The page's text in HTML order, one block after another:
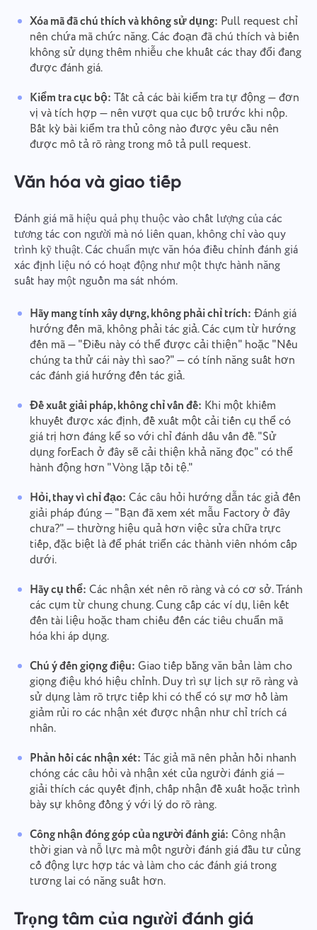
Xóa mã đã chú thích và không sử dụng: Pull request chỉ
nên chứa mã chức năng. Các đoạn đã chú thích và biến
không sử dụng thêm nhiễu che khuất các thay đổi đang
được đánh giá.
Kiểm tra cục bộ: Tất cả các bài kiểm tra tự động — đơn
vị và tích hợp — nên vượt qua cục bộ trước khi nộp.
Bất kỳ bài kiểm tra thủ công nào được yêu cầu nên
được mô tả rõ ràng trong mô tả pull request.
Văn hóa và giao tiếp
Đánh giá mã hiệu quả phụ thuộc vào chất lượng của các
tương tác con người mà nó liên quan, không chỉ vào quy
trình kỹ thuật. Các chuẩn mực văn hóa điều chỉnh đánh giá
xác định liệu nó có hoạt động như một thực hành năng
suất hay một nguồn ma sát nhóm.
Hãy mang tính xây dựng, không phải chỉ trích: Đánh giá
hướng đến mã, không phải tác giả. Các cụm từ hướng
đến mã — "Điều này có thể được cải thiện" hoặc "Nếu
chúng ta thử cái này thì sao?" — có tính năng suất hơn
các đánh giá hướng đến tác giả.
Đề xuất giải pháp, không chỉ vấn đề: Khi một khiếm
khuyết được xác định, đề xuất một cải tiến cụ thể có
giá trị hơn đáng kể so với chỉ đánh dấu vấn đề. "Sử
dụng forEach ở đây sẽ cải thiện khả năng đọc" có thể
hành động hơn "Vòng lặp tồi tệ."
Hỏi, thay vì chỉ đạo: Các câu hỏi hướng dẫn tác giả đến
giải pháp đúng — "Bạn đã xem xét mẫu Factory ở đây
chưa?" — thường hiệu quả hơn việc sửa chữa trực
tiếp, đặc biệt là để phát triển các thành viên nhóm cấp
dưới.
Hãy cụ thể: Các nhận xét nên rõ ràng và có cơ sở. Tránh
các cụm từ chung chung. Cung cấp các ví dụ, liên kết
đến tài liệu hoặc tham chiếu đến các tiêu chuẩn mã
hóa khi áp dụng.
Chú ý đến giọng điệu: Giao tiếp bằng văn bản làm cho
giọng điệu khó hiệu chỉnh. Duy trì sự lịch sự rõ ràng và
sử dụng làm rõ trực tiếp khi có thể có sự mơ hồ làm
giảm rủi ro các nhận xét được nhận như chỉ trích cá
nhân.
Phản hồi các nhận xét: Tác giả mã nên phản hồi nhanh
chóng các câu hỏi và nhận xét của người đánh giá —
giải thích các quyết định, chấp nhận đề xuất hoặc trình
bày sự không đồng ý với lý do rõ ràng.
Công nhận đóng góp của người đánh giá: Công nhận
thời gian và nỗ lực mà một người đánh giá đầu tư củng
cố động lực hợp tác và làm cho các đánh giá trong
tương lai có năng suất hơn.
Trọng tâm của người đánh giá